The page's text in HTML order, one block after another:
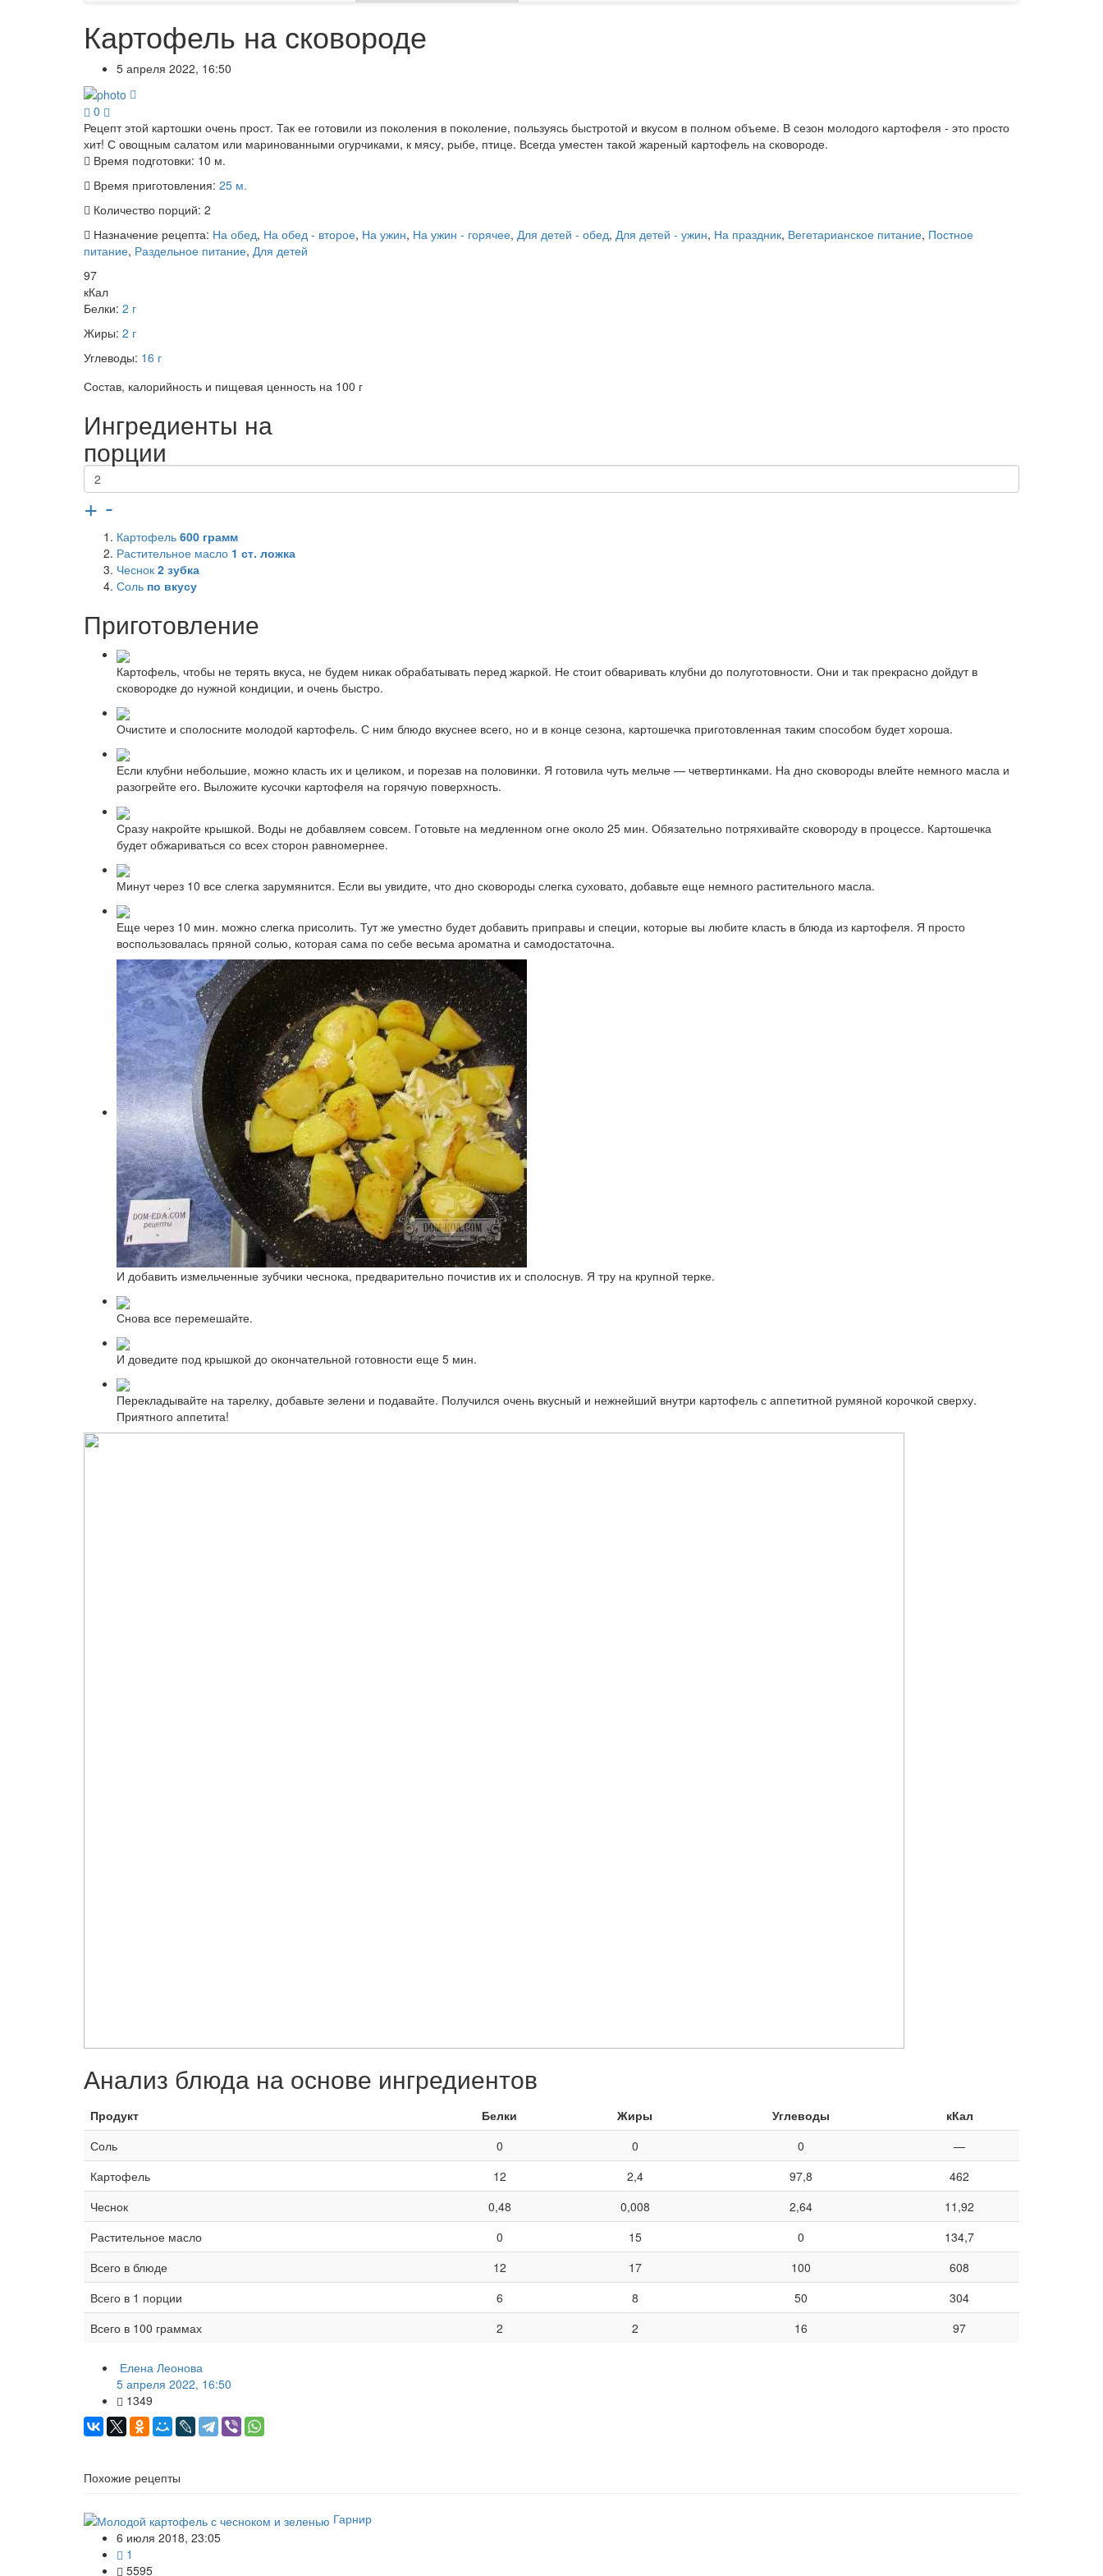
Картофель на сковороде
5 апреля 2022, 16:50
0
Рецепт этой картошки очень прост. Так ее готовили из поколения в поколение, пользуясь быстротой и вкусом в полном объеме. В сезон молодого картофеля - это просто
хит! С овощным салатом или маринованными огурчиками, к мясу, рыбе, птице. Всегда уместен такой жареный картофель на сковороде.
Время подготовки: 10 м.
Время приготовления: 25 м.
Количество порций: 2
Назначение рецепта: На обед, На обед - второе, На ужин, На ужин - горячее, Для детей - обед, Для детей - ужин, На праздник, Вегетарианское питание, Постное
питание, Раздельное питание, Для детей
97
кКал
Белки: 2 г
Жиры: 2 г
Углеводы: 16 г
Состав, калорийность и пищевая ценность на 100 г
Ингредиенты на
порции
+ -
Картофель 600 грамм
Растительное масло 1 ст. ложка
Чеснок 2 зубка
Соль по вкусу
Приготовление
Картофель, чтобы не терять вкуса, не будем никак обрабатывать перед жаркой. Не стоит обваривать клубни до полуготовности. Они и так прекрасно дойдут в
сковородке до нужной кондиции, и очень быстро.
Очистите и сполосните молодой картофель. С ним блюдо вкуснее всего, но и в конце сезона, картошечка приготовленная таким способом будет хороша.
Если клубни небольшие, можно класть их и целиком, и порезав на половинки. Я готовила чуть мельче — четвертинками. На дно сковороды влейте немного масла и
разогрейте его. Выложите кусочки картофеля на горячую поверхность.
Сразу накройте крышкой. Воды не добавляем совсем. Готовьте на медленном огне около 25 мин. Обязательно потряхивайте сковороду в процессе. Картошечка
будет обжариваться со всех сторон равномернее.
Минут через 10 все слегка зарумянится. Если вы увидите, что дно сковороды слегка суховато, добавьте еще немного растительного масла.
Еще через 10 мин. можно слегка присолить. Тут же уместно будет добавить приправы и специи, которые вы любите класть в блюда из картофеля. Я просто
воспользовалась пряной солью, которая сама по себе весьма ароматна и самодостаточна.
И добавить измельченные зубчики чеснока, предварительно почистив их и сполоснув. Я тру на крупной терке.
Снова все перемешайте.
И доведите под крышкой до окончательной готовности еще 5 мин.
Перекладывайте на тарелку, добавьте зелени и подавайте. Получился очень вкусный и нежнейший внутри картофель с аппетитной румяной корочкой сверху.
Приятного аппетита!
Анализ блюда на основе ингредиентов
Продукт Белки Жиры Углеводы
кКал
Соль
0 0 0
—
Картофель
12 2,4 97,8
462
Чеснок
0,48 0,008 2,64
11,92
Растительное масло
0 15 0
134,7
Всего в блюде
12 17 100
608
Всего в 1 порции
6 8 50
304
Всего в 100 граммах
2 2 16 97
Елена Леонова
5 апреля 2022, 16:50
1349
Похожие рецепты
Гарнир
6 июля 2018, 23:05
1
5595